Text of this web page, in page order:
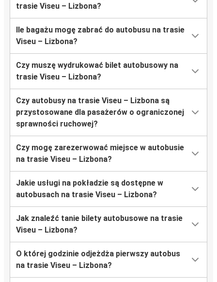
trasie Viseu – Lizbona?
Ile bagażu mogę zabrać do autobusu na trasie
Viseu – Lizbona?
Czy muszę wydrukować bilet autobusowy na
trasie Viseu – Lizbona?
Czy autobusy na trasie Viseu – Lizbona są
przystosowane dla pasażerów o ograniczonej
sprawności ruchowej?
Czy mogę zarezerwować miejsce w autobusie
na trasie Viseu – Lizbona?
Jakie usługi na pokładzie są dostępne w
autobusach na trasie Viseu – Lizbona?
Jak znaleźć tanie bilety autobusowe na trasie
Viseu – Lizbona?
O której godzinie odjeżdża pierwszy autobus
na trasie Viseu – Lizbona?